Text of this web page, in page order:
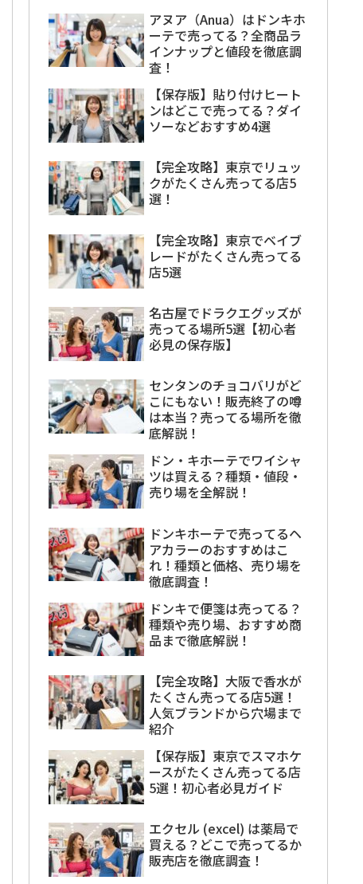
アヌア（Anua）はドンキホ
ーテで売ってる？全商品ラ
インナップと値段を徹底調
査！
【保存版】貼り付けヒート
ンはどこで売ってる？ダイ
ソーなどおすすめ4選
【完全攻略】東京でリュッ
クがたくさん売ってる店5
選！
【完全攻略】東京でベイブ
レードがたくさん売ってる
店5選
名古屋でドラクエグッズが
売ってる場所5選【初心者
必見の保存版】
センタンのチョコバリがど
こにもない！販売終了の噂
は本当？売ってる場所を徹
底解説！
ドン・キホーテでワイシャ
ツは買える？種類・値段・
売り場を全解説！
ドンキホーテで売ってるヘ
アカラーのおすすめはこ
れ！種類と価格、売り場を
徹底調査！
ドンキで便箋は売ってる？
種類や売り場、おすすめ商
品まで徹底解説！
【完全攻略】大阪で香水が
たくさん売ってる店5選！
人気ブランドから穴場まで
紹介
【保存版】東京でスマホケ
ースがたくさん売ってる店
5選！初心者必見ガイド
エクセル (excel) は薬局で
買える？どこで売ってるか
販売店を徹底調査！